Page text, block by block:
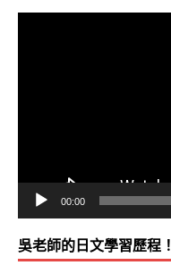
00:00
吳老師的日文學習歷程！